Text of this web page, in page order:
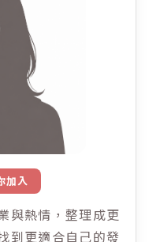
加入
與熱情，整理成更
到更適合自己的發